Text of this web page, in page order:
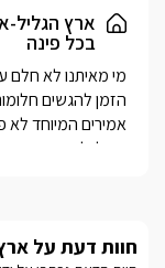
ארץ הגליל-
בכל פינה
נוף מהמתחם
חוות דעת על